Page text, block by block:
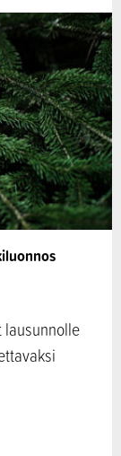
lausunnolle